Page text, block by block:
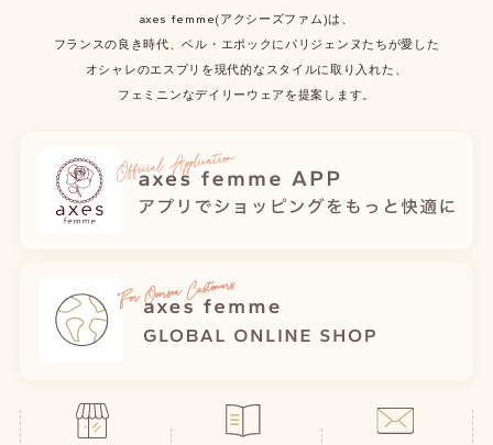
axes femme(アクシーズファム)は、
フランスの良き時代、ベル・エポックにパリジェンヌたちが愛した
オシャレのエスプリを現代的なスタイルに取り入れた、
フェミニンなデイリーウェアを提案します。